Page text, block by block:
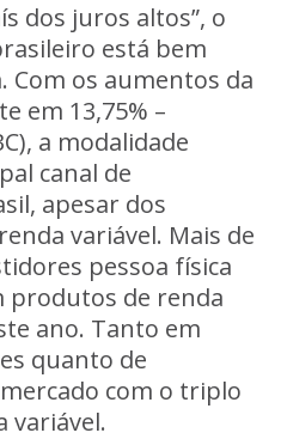
dos juros altos”, o
está bem
Com os aumentos da
em 13,75% –
a modalidade
canal de
apesar dos
variável. Mais de
pessoa física
produtos de renda
ano. Tanto em
quanto de
com o triplo
variável.